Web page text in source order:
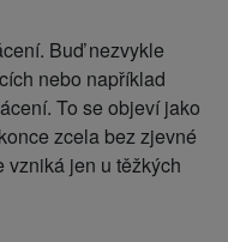
Buď nezvykle
nebo například
To se objeví jako
zcela bez zjevné
vzniká jen u těžkých